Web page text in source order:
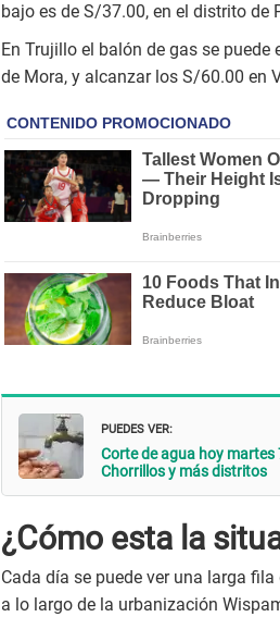
bajo es de S/37.00, en el distrito de
En Trujillo el balón de gas se
de Mora, y alcanzar los S/60.00 en
PUEDES VER:
Corte de agua hoy
Chorrillos y más distritos
¿Cómo esta la
Cada día se puede ver una larga
a lo largo de la urbanización